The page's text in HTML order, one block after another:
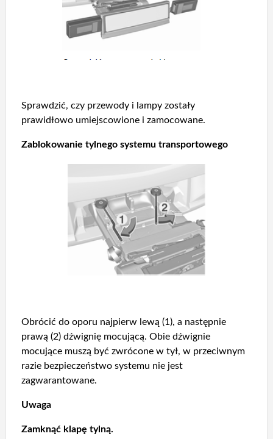
Sprawdzić, czy przewody i lampy zostały
prawidłowo umiejscowione i zamocowane.
Zablokowanie tylnego systemu transportowego
Obrócić do oporu najpierw lewą (1), a następnie
prawą (2) dźwignię mocującą. Obie dźwignie
mocujące muszą być zwrócone w tył, w przeciwnym
razie bezpieczeństwo systemu nie jest
zagwarantowane.
Uwaga
Zamknąć klapę tylną.